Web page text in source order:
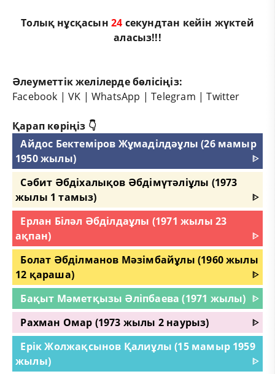
Толық нұсқасын23 секундтан кейін жүктей
аласыз!!!
Әлеуметтік желілерде бөлісіңіз:
Facebook |VK |WhatsApp |Telegram |Twitter
Қарап көріңіз 👇
Айдос Бектеміров Жұмаділдәұлы (26 мамыр
1950 жылы)
ᐈ
Сәбит Әбдіхалықов Әбдімүтәліұлы (1973
жылы 1 тамыз)
ᐈ
Ерлан Біләл Әбділдаұлы (1971 жылы 23
ақпан)
ᐈ
Болат Әбділманов Мәзімбайұлы (1960 жылы
12 қараша)
ᐈ
Бақыт Мәметқызы Әліпбаева (1971 жылы) ᐈ
Рахман Омар (1973 жылы 2 наурыз)
ᐈ
Ерік Жолжақсынов Қалиұлы (15 мамыр 1959
жылы)
ᐈ